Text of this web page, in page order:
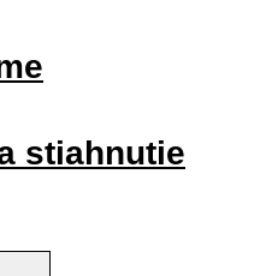
stiahnutie